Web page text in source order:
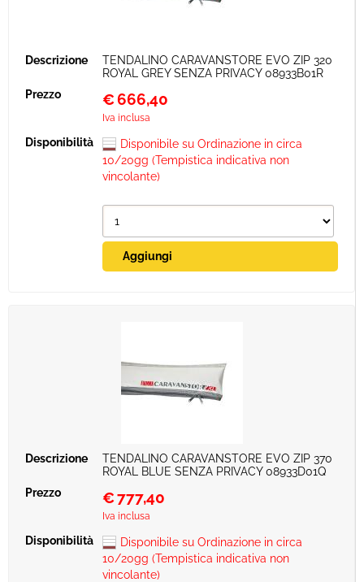
TENDALINO CARAVANSTORE EVO ZIP 320
ROYAL GREY SENZA PRIVACY 08933B01R
€666,40
Iva inclusa
Disponibile su Ordinazione in circa
10/20gg (Tempistica indicativa non
vincolante)
TENDALINO CARAVANSTORE EVO ZIP 370
ROYAL BLUE SENZA PRIVACY 08933D01Q
€777,40
Iva inclusa
Disponibile su Ordinazione in circa
10/20gg (Tempistica indicativa non
vincolante)